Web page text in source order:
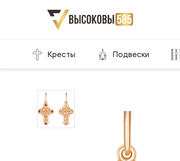
Кресты Подвески
Главная Склад готовой продукции